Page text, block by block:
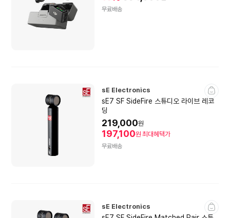
무료배송
sE Electronics
sE7 SF SideFire 스튜디오 라이브 레코
딩
219,000원
197,100원 최대혜택가
무료배송
sE Electronics